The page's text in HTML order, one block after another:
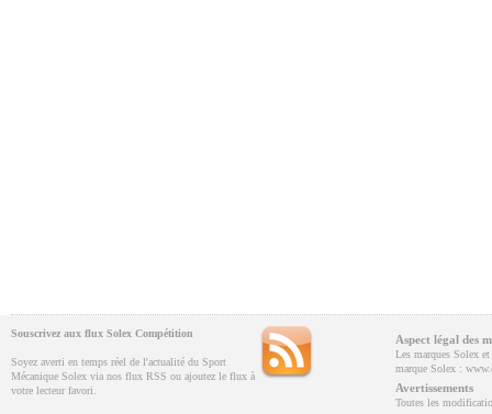
Souscrivez aux flux Solex Compétition
Soyez averti en temps réel de l'actualité du Sport
Mécanique Solex via nos flux RSS ou ajoutez le flux à
votre lecteur favori.
Aspect légal des
Les marques Solex
marque Solex :
Avertissements
Toutes les